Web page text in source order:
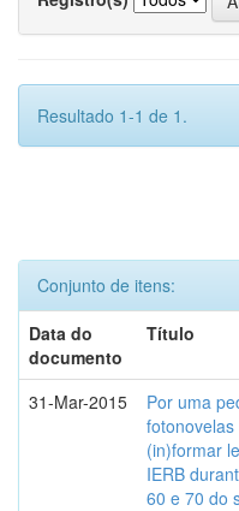
Resultado 1-1 de 1.
Conjunto de itens:
Data do
documento
Título
31-Mar-2015
Por uma
(in)formar
IERB
60 e 70 do